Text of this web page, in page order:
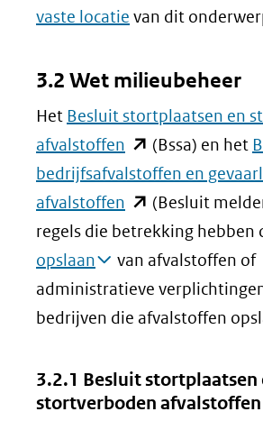
vaste locatie van dit
3.2 Wet milieubeheer
Het Besluit stortplaatsen en
afvalstoffen (opent
in
nieuw
venster)
(verwijst
naar
een
website)
(Bssa) en het
bedrijfsafvalstoffen en
afvalstoffen (opent
in
nieuw
venster)
(verwijst
een
andere
(Besluit
regels die betrekking hebben
opslaan
van afvalstoffen of
administratieve
bedrijven die afvalstoffen
3.2.1 Besluit stortplaatsen
stortverboden afvalstoffen